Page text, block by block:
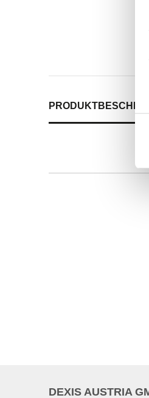
DEXIS AUSTRIA